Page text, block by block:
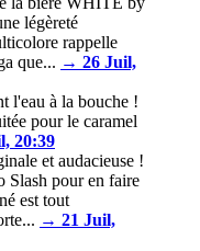
légèreté
rappelle
que... → 26 Juil,
l'eau à la bouche !
pour le caramel
20:39
et audacieuse !
Slash pour en faire
est tout
→ 21 Juil,